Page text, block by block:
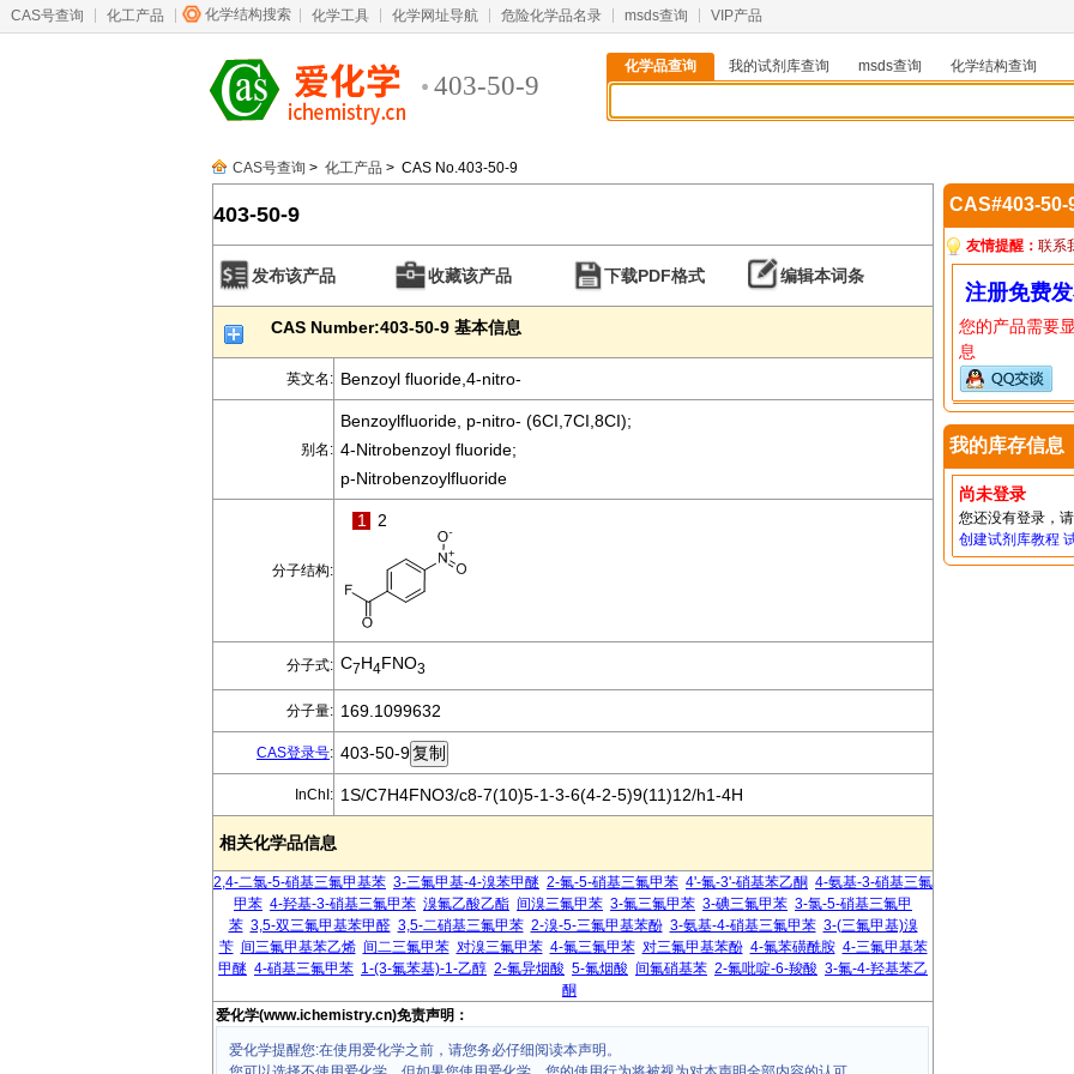
CAS号查询 化工产品 化学结构搜索 化学工具 化学网址导航 危险化学品名录 msds查询 VIP产品
403-50-9
化学品查询 我的试剂库查询 msds查询
化学结构查询
CAS号查询 > 化工产品 > CAS No.403-50-9
403-50-9
发布该产品 收藏该产品 下载PDF格式 编辑本词条
CAS Number:403-50-9 基本信息
英文名: Benzoyl fluoride,4-nitro-
别名:
Benzoylfluoride, p-nitro- (6CI,7CI,8CI);
4-Nitrobenzoyl fluoride;
p-Nitrobenzoylfluoride
分子结构:
1 2
分子式: C7H4FNO3
分子量: 169.1099632
CAS登录号: 403-50-9
InChI: 1S/C7H4FNO3/c8-7(10)5-1-3-6(4-2-5)9(11)12/h1-4H
相关化学品信息
2,4-二氯-5-硝基三氟甲基苯 3-三氟甲基-4-溴苯甲醚 2-氟-5-硝基三氟甲苯 4'-氟-3'-硝基苯乙酮 4-氨基-3-硝基三氟
甲苯 4-羟基-3-硝基三氟甲苯 溴氟乙酸乙酯 间溴三氟甲苯 3-氟三氟甲苯 3-碘三氟甲苯 3-氯-5-硝基三氟甲
苯 3,5-双三氟甲基苯甲醛 3,5-二硝基三氟甲苯 2-溴-5-三氟甲基苯酚 3-氨基-4-硝基三氟甲苯 3-(三氟甲基)溴
苄 间三氟甲基苯乙烯 间二三氟甲苯 对溴三氟甲苯 4-氟三氟甲苯 对三氟甲基苯酚 4-氟苯磺酰胺 4-三氟甲基苯
甲醚 4-硝基三氟甲苯 1-(3-氟苯基)-1-乙醇 2-氟异烟酸 5-氟烟酸 间氟硝基苯 2-氟吡啶-6-羧酸 3-氟-4-羟基苯乙
酮
爱化学(www.ichemistry.cn)免责声明：
爱化学提醒您:在使用爱化学之前，请您务必仔细阅读本声明。
CAS#403-50-
友情提醒： 联系
注册免费
您的产品需要
息
我的库存信息
尚未登录
您还没有登录，
创建试剂库教程